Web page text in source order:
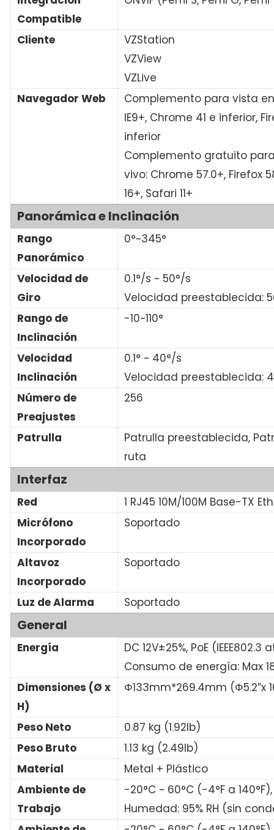
Compatible
Cliente
VZStation
VZView
VZLive
Navegador Web
Complemento para vista
IE9+, Chrome 41 e inferior,
inferior
Complemento gratuito
vivo: Chrome 57.0+, Firefox
16+, Safari 11+
Panorámica e Inclinación
Rango
Panorámico
0°~345°
Velocidad de
Giro
0.1°/s ~ 50°/s
Velocidad preestablecida:
Rango de
Inclinación
-10~110°
Velocidad
Inclinación
0.1° ~ 40°/s
Velocidad preestablecida:
Número de
Preajustes
256
Patrulla
Patrulla preestablecida,
ruta
Interfaz
Red
1 RJ45 10M/100M Base-TX
Micrófono
Incorporado
Soportado
Altavoz
Incorporado
Soportado
Luz de Alarma Soportado
General
Energía
DC 12V±25%, PoE (IEEE802.3
Consumo de energía: Max
Dimensiones (Ø x
H)
Φ133mm*269.4mm (Φ5.2”x
Peso Neto
0.87 kg (1.92lb)
Peso Bruto
1.13 kg (2.49lb)
Material
Metal + Plástico
Ambiente de
Trabajo
-20°C ~ 60°C (-4°F a 140°F),
Humedad: 95% RH (sin